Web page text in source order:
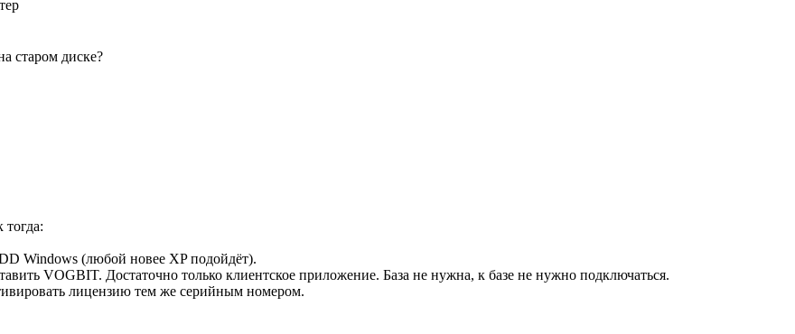
старом диске?
Windows (любой новее XP подойдёт).
VOGBIT. Достаточно только клиентское приложение. База не нужна, к базе не нужно подключаться.
лицензию тем же серийным номером.